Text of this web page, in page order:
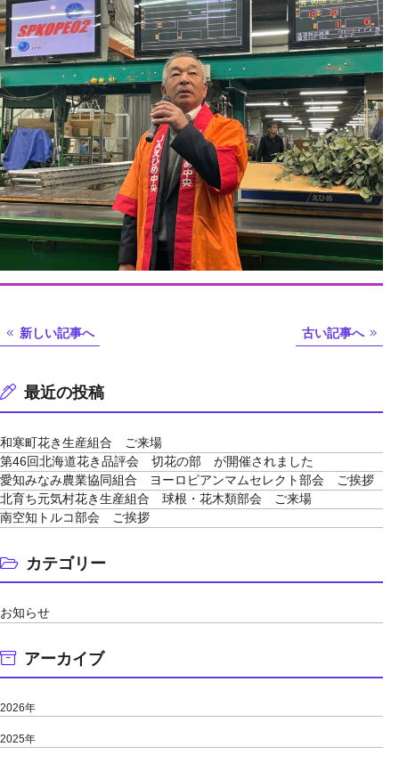
新しい記事へ 古い記事へ
最近の投稿
和寒町花き生産組合 ご来場
第46回北海道花き品評会 切花の部 が開催されました
愛知みなみ農業協同組合 ヨーロピアンマムセレクト部会 ご挨拶
北育ち元気村花き生産組合 球根・花木類部会 ご来場
南空知トルコ部会 ご挨拶
カテゴリー
お知らせ
アーカイブ
2026年
2025年